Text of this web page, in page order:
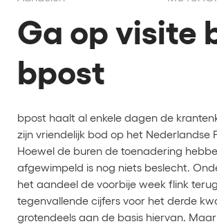
Ga op visite
bpost
bpost haalt al enkele dagen de
zijn vriendelijk bod op het Nederlandse
Hoewel de buren de toenadering
afgewimpeld is nog niets beslecht.
het aandeel de voorbije week flink
tegenvallende cijfers voor het derde
grotendeels aan de basis hiervan.